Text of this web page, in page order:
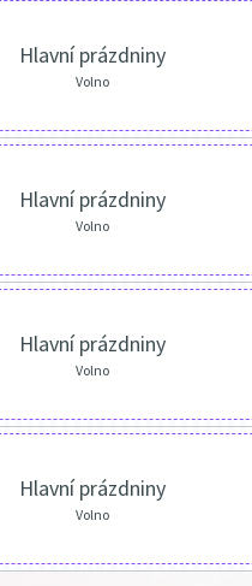
Hlavní prázdniny
Volno
Hlavní prázdniny
Volno
Hlavní prázdniny
Volno
Hlavní prázdniny
Volno